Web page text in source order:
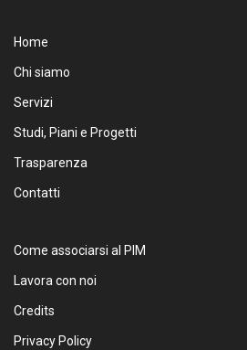
Home
Chi siamo
Servizi
Studi, Piani e Progetti
Trasparenza
Contatti
Come associarsi al PIM
Lavora con noi
Credits
Privacy Policy